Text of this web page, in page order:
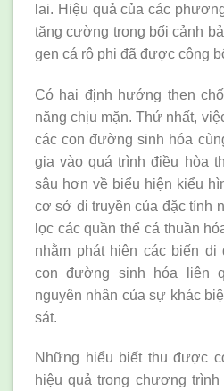
lai. Hiệu quả của các
tăng cường trong bối cảnh
gen cá rô phi đã được công
Có hai định hướng then
năng chịu mặn. Thứ nhất,
các con đường sinh hóa
gia vào quá trình điều hòa
sâu hơn về biểu hiện kiểu
cơ sở di truyền của đặc tính
lọc các quần thể cá thuần
nhằm phát hiện các biến dị
con đường sinh hóa liên
nguyên nhân của sự khác
sát.
Những hiểu biết thu được
hiệu quả trong chương